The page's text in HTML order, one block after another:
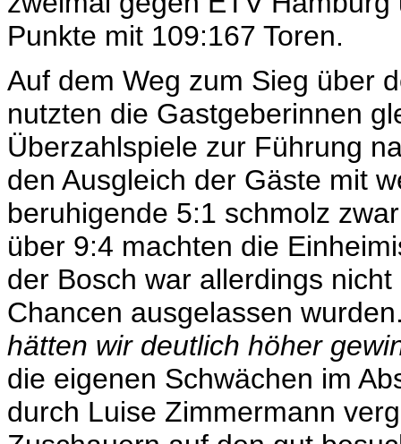
Punkte mit 109:167 Toren.
Auf dem Weg zum Sieg über
nutzten die Gastgeberinnen
Überzahlspiele zur Führung
den Ausgleich der Gäste mit
beruhigende 5:1 schmolz
über 9:4 machten die
der Bosch war allerdings
Chancen ausgelassen
hätten wir deutlich höher
die eigenen Schwächen im
durch Luise Zimmermann